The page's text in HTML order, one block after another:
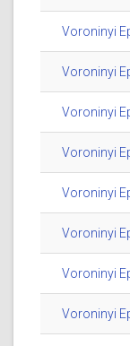
Voroninyi
Voroninyi
Voroninyi
Voroninyi
Voroninyi
Voroninyi
Voroninyi
Voroninyi